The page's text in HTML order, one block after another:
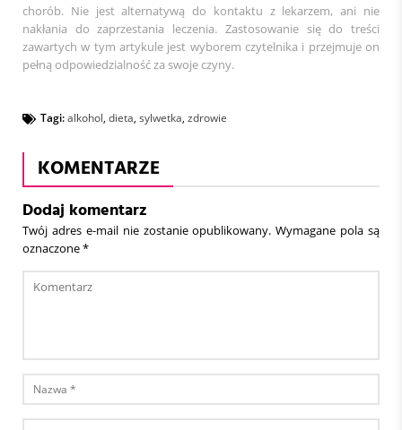
chorób. Nie jest alternatywą do kontaktu z lekarzem, ani nie
nakłania do zaprzestania leczenia. Zastosowanie się do treści
zawartych w tym artykule jest wyborem czytelnika i przejmuje on
pełną odpowiedzialność za swoje czyny.
Tagi:alkohol dieta sylwetka zdrowie
KOMENTARZE
Dodaj komentarz
Twój adres e-mail nie zostanie opublikowany. Wymagane pola są
oznaczone*